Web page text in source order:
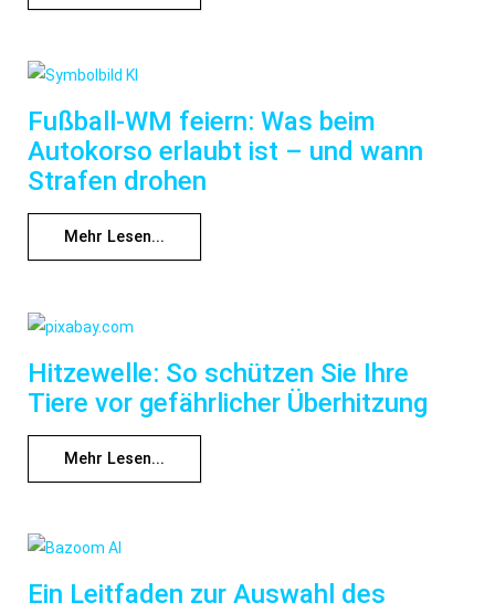
Fußball-WM feiern: Was beim
Autokorso erlaubt ist – und wann
Strafen drohen
Mehr Lesen...
Hitzewelle: So schützen Sie Ihre
Tiere vor gefährlicher Überhitzung
Mehr Lesen...
Ein Leitfaden zur Auswahl des